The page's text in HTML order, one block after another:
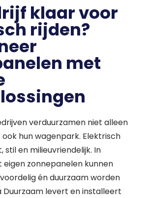
klaar voor
rijden?
met
verduurzamen niet alleen
hun wagenpark. Elektrisch
stil en milieuvriendelijk. In
zonnepanelen kunnen
én duurzaam worden
Duurzaam levert en installeert